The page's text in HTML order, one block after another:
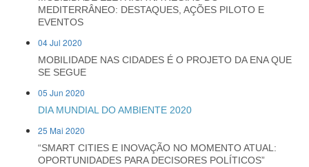
MEDITERRÂNEO: DESTAQUES, AÇÕES PILOTO E
EVENTOS
04 Jul 2020
MOBILIDADE NAS CIDADES É O PROJETO DA ENA QUE
SE SEGUE
05 Jun 2020
DIA MUNDIAL DO AMBIENTE 2020
25 Mai 2020
“SMART CITIES E INOVAÇÃO NO MOMENTO ATUAL:
OPORTUNIDADES PARA DECISORES POLÍTICOS”